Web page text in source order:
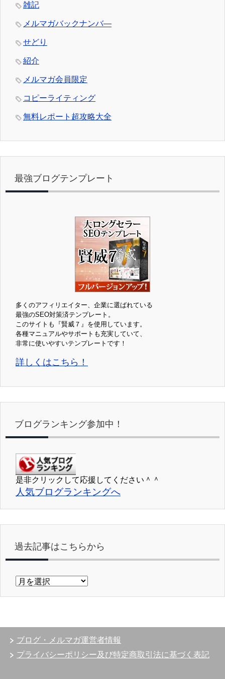
雑記
メルマガバックナンバ―
せどり
紹介
メルマガ会員限定
コピーライティング
無料レポート超攻略大全
最強ブログテンプレート
多くのアフィリエイター、企業に選ばれている
最強のSEO対策済テンプレート。
このサイトも『賢威７』を使用しています。
各種マニュアルやサポートも充実していて、
非常に使いやすいテンプレートです！
詳しくはこちら！
ブログランキング参加中！
是非クリックして応援してください＾＾
人気ブログランキングへ
過去記事はこちらから
過
ち
ら
ブログ・メルマガ運営者情報
プライバシーポリシー及び特定商取引法に基づく表記